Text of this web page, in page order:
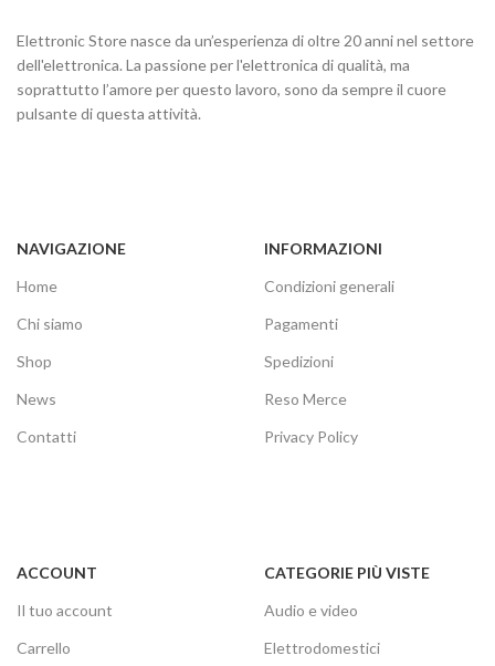
Elettronic Store nasce da un’esperienza di oltre 20 anni nel settore
dell'elettronica. La passione per l'elettronica di qualità, ma
soprattutto l’amore per questo lavoro, sono da sempre il cuore
pulsante di questa attività.
NAVIGAZIONE
Home
Chi siamo
Shop
News
Contatti
INFORMAZIONI
Condizioni generali
Pagamenti
Spedizioni
Reso Merce
Privacy Policy
ACCOUNT
Il tuo account
Carrello
CATEGORIE PIÙ VISTE
Audio e video
Elettrodomestici